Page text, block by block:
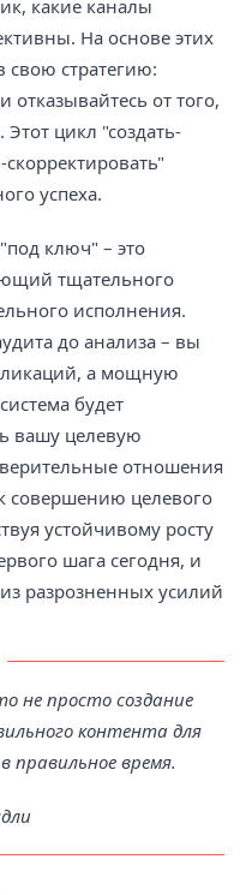
какие каналы
На основе этих
свою стратегию:
отказывайтесь от того,
Этот цикл "создать-
успеха.
ключ" – это
тщательного
исполнения.
до анализа – вы
а мощную
будет
вашу целевую
отношения
совершению целевого
устойчивому росту
шага сегодня, и
разрозненных усилий
не просто создание
контента для
правильное время.